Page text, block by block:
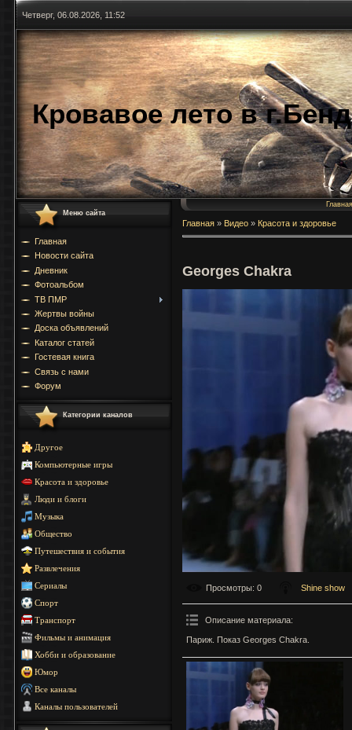
Четверг, 06.08.2026, 11:52
Кровавое лето в
Меню сайта
Главная
Новости сайта
Дневник
Фотоальбом
ТВ ПМР
Жертвы войны
Доска объявлений
Каталог статей
Гостевая книга
Связь с нами
Форум
Категории каналов
Другое
Компьютерные игры
Красота и здоровье
Люди и блоги
Музыка
Общество
Путешествия и события
Развлечения
Сериалы
Спорт
Транспорт
Фильмы и анимация
Хобби и образование
Юмор
Все каналы
Каналы пользователей
Главная
Главная » Видео » Красота и здоровье
Georges Chakra
Просмотры: 0 Shine show
Описание материала:
Париж. Показ Georges Chakra.